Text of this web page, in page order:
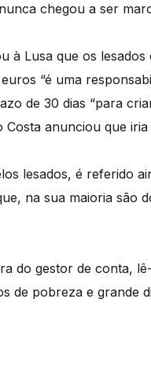
chegou a ser
à Lusa que os
“é uma
de 30 dias “para
anunciou que iria
lesados, é referido
na sua maioria são
do gestor de conta,
de pobreza e grande